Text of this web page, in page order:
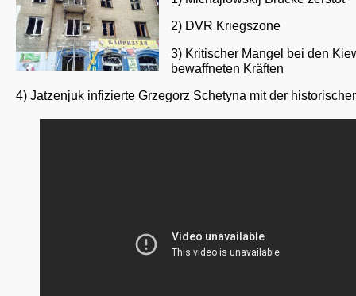
2) DVR Kriegszone
3) Kritischer Mangel bei den
bewaffneten Kräften
4) Jatzenjuk infizierte Grzegorz Schetyna mit der